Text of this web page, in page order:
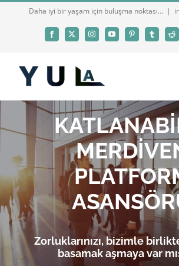
Daha iyi bir yaşam için buluşma noktası... |
Facebook
X InstagramYouTubePinterestTumblr
Zorluklarınızı, bizimle
basamak aşmaya var